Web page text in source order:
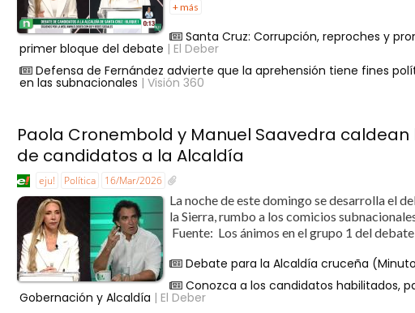
+ más
Santa Cruz: Corrupción, reproches y
primer bloque del debate | El Deber
Defensa de Fernández advierte que la aprehensión tiene fines
en las subnacionales | Visión 360
Paola Cronembold y Manuel Saavedra
de candidatos a la Alcaldía
eju! Política 16/Mar/2026
La noche de este domingo se desarrolla el
la Sierra, rumbo a los comicios
Fuente: Los ánimos en el grupo 1 del
Debate para la Alcaldía cruceña
Conozca a los candidatos habilitados,
Gobernación y Alcaldía | El Deber